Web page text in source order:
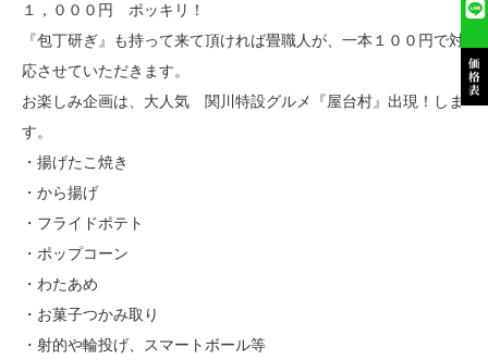
１，０００円 ポッキリ！
『包丁研ぎ』も持って来て頂ければ畳職人が、一本１００円で対
応させていただきます。
お楽しみ企画は、大人気 関川特設グルメ『屋台村』出現！しま
す。
・揚げたこ焼き
・から揚げ
・フライドポテト
・ポップコーン
・わたあめ
・お菓子つかみ取り
・射的や輪投げ、スマートボール等